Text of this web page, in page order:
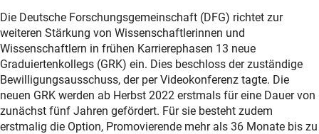
Die Deutsche Forschungsgemeinschaft (DFG) richtet zur
weiteren Stärkung von Wissenschaftlerinnen und
Wissenschaftlern in frühen Karrierephasen 13 neue
Graduiertenkollegs (GRK) ein. Dies beschloss der zuständige
Bewilligungsausschuss, der per Videokonferenz tagte. Die
neuen GRK werden ab Herbst 2022 erstmals für eine Dauer von
zunächst fünf Jahren gefördert. Für sie besteht zudem
erstmalig die Option, Promovierende mehr als 36 Monate bis zu